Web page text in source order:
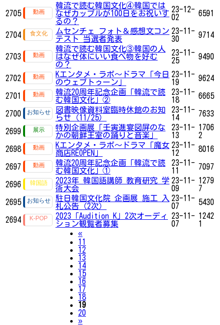
2705
韓流で読む韓国文化④韓国では
なぜカップルが100日をお祝いす
るの？
23-12-
02
6591
2704
ムセンチェ フォト＆感想文コン
テスト 当選者発表
23-11-
30
9714
2703
韓流で読む韓国文化③韓国の人
はなぜ体にいい食べ物を好む
の？
23-11-
25
9490
2702
Kエンタメ・ラボ～ドラマ「今日
のウェブトゥーン」
23-11-
19
9624
2701
韓流20周年記念企画「韓流で読
む韓国文化」②
23-11-
18
6665
2700
図書映像資料室臨時休館のお知
らせ（11/25）
23-11-
14
7633
2699
特別企画展「壬寅進宴図屏のな
かの朝鮮王室の踊りと音楽」
23-11-
13
1706
2
2698
Kエンタメ・ラボ～ドラマ「魔女
商店REOPEN」
23-11-
12
8016
2697
韓流20周年記念企画「韓流で読
む韓国文化」①
23-11-
11
7097
2696
2023年 韓国語講師 教育研究 学
術大会
23-11-
09
1279
7
2695
駐日韓国文化院 企画展 施工 入
札公告（2次）
23-11-
07
5430
2694
2023「Audition K」2次オーディ
ション観覧者募集
23-11-
07
1242
1
«Previous
11
12
13
14
15
16
17
18
19
20
»Next